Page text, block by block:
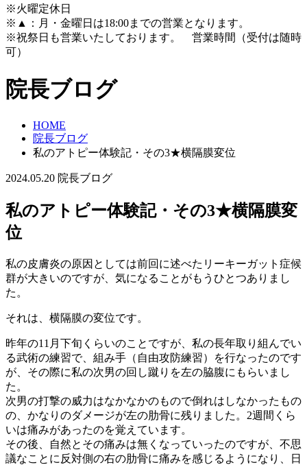
※火曜定休日
※ ▲
：月・金曜日は18:00までの営業となります。
※祝祭日も営業いたしております。 営業時間（受付は随時
可）
院長ブログ
HOME
院長ブログ
私のアトピー体験記・その3★横隔膜変位
2024.05.20 院長ブログ
私のアトピー体験記・その3★横隔膜変
位
私の皮膚炎の原因としては前回に述べたリーキーガット症候
群が大きいのですが、気になることがもうひとつありまし
た。
それは、横隔膜の変位です。
昨年の11月下旬くらいのことですが、私の長年取り組んでい
る武術の練習で、組み手（自由攻防練習）を行なったのです
が、その際に私の次男の回し蹴りを左の脇腹にもらいまし
た。
次男の打撃の威力はなかなかのもので倒れはしなかったもの
の、かなりのダメージが左の肋骨に残りました。2週間くら
いは痛みがあったのを覚えています。
その後、自然とその痛みは無くなっていったのですが、不思
議なことに反対側の右の肋骨に痛みを感じるようになり、日